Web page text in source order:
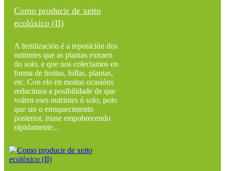
Como producir de xeito
ecolóxico (II)
A fertilización é a reposición dos
nutrintes que as plantas extraen
do solo, e que nos colectamos en
forma de froitas, follas, plantas,
etc. Con elo en moitas ocasións
reducimos a posibilidade de que
volten eses nutrintes ó solo, polo
que sin o enriquecimento
posterior, iriase empobrecendo
rápidamente...